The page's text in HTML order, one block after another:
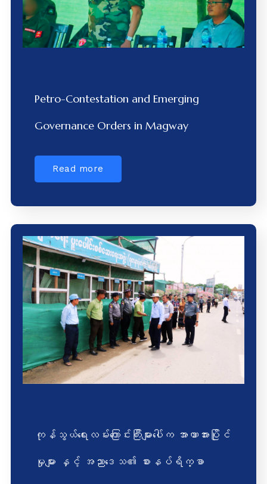
Petro-Contestation and Emerging
Governance Orders in Magway
Read more
ကုန်သွယ်ရေးလမ်းကြောင်းကြီးများပေါ်က အာဏာအားပြိုင်
မှုများ နှင့် အညာဒေသ၏ စားနပ်ရိက္ခာ